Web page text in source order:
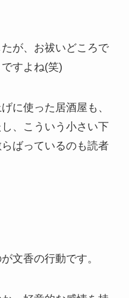
が、お祓いどころで
すよね(笑)
に使った居酒屋も、
、こういう小さい下
ばっているのも読者
文香の行動です。